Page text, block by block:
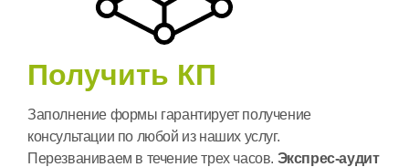
Получить КП
Заполнение формы гарантирует получение
консультации по любой из наших услуг.
Перезваниваем в течение трех часов. Экспрес-аудит